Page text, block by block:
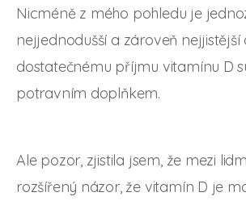
Nicméně z mého pohledu je
nejjednodušší a zároveň nejjistější
dostatečnému příjmu vitamínu D
potravním doplňkem.
Ale pozor, zjistila jsem, že mezi
rozšířený názor, že vitamín D je